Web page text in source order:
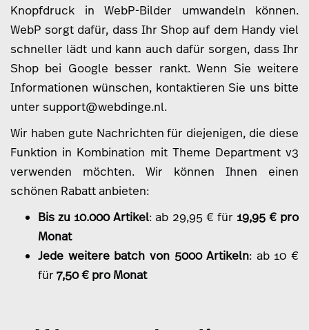
Knopfdruck in WebP-Bilder umwandeln können.
WebP sorgt dafür, dass Ihr Shop auf dem Handy viel
schneller lädt und kann auch dafür sorgen, dass Ihr
Shop bei Google besser rankt. Wenn Sie weitere
Informationen wünschen, kontaktieren Sie uns bitte
unter support@webdinge.nl.
Wir haben gute Nachrichten für diejenigen, die diese
Funktion in Kombination mit Theme Department v3
verwenden möchten. Wir können Ihnen einen
schönen Rabatt anbieten:
Bis zu 10.000 Artikel: ab 29,95 € für 19,95 € pro
Monat
Jede weitere batch von 5000 Artikeln: ab 10 €
für 7,50 € pro Monat